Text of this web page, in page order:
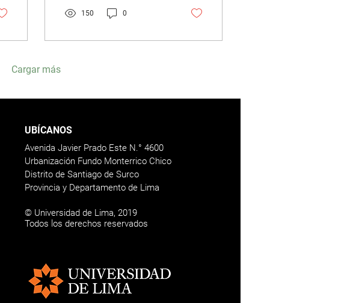
150 0
Cargar más
UBÍCANOS
Avenida Javier Prado Este N.° 4600
Urbanización Fundo Monterrico Chico
Distrito de Santiago de Surco
Provincia y Departamento de Lima
© Universidad de Lima, 2019
Todos los derechos reservados